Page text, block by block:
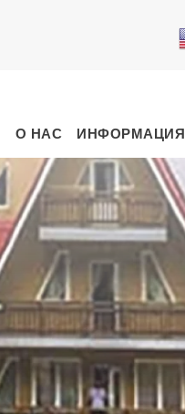
О НАС ИНФОРМАЦИЯ